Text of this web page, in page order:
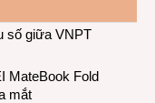
số giữa VNPT
MateBook Fold
mắt